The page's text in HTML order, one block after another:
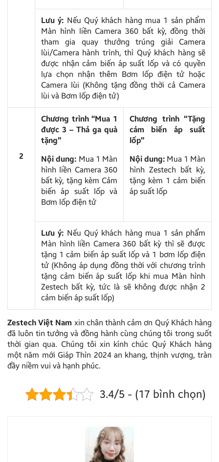
Lưu ý: Nếu Quý khách hàng mua 1 sản phẩm
Màn hình liền Camera 360 bất kỳ, đồng thời
tham gia quay thưởng trúng giải Camera
lùi/Camera hành trình, thì Quý khách hàng sẽ
được nhận cảm biến áp suất lốp và có quyền
lựa chọn nhận thêm Bơm lốp điện tử hoặc
Camera lùi (Không tặng đồng thời cả Camera
lùi và Bơm lốp điện tử)
2
Chương trình “Mua 1
được 3 – Thả ga quà
tặng”
Nội dung: Mua 1 Màn
hình liền Camera 360
bất kỳ, tặng kèm Cảm
biến áp suất lốp và
Bơm lốp điện tử
Chương trình “Tặng
cảm biến áp suất
lốp”
Nội dung: Mua 1 Màn
hình Zestech bất kỳ,
tặng kèm 1 cảm biến
áp suất lốp
Lưu ý: Nếu Quý khách hàng mua 1 sản phẩm
Màn hình liền Camera 360 bất kỳ thì sẽ được
tặng 1 cảm biến áp suất lốp và 1 bơm lốp điện
tử (Không áp dụng đồng thời với chương trình
tặng cảm biến áp suất lốp khi mua Màn hình
Zestech bất kỳ, tức là sẽ không được nhận 2
cảm biến áp suất lốp)
Zestech Việt Nam xin chân thành cảm ơn Quý Khách hàng
đã luôn tin tưởng và đồng hành cùng chúng tôi trong suốt
thời gian qua. Chúng tôi xin kính chúc Quý Khách hàng
một năm mới Giáp Thìn 2024 an khang, thịnh vượng, tràn
đầy niềm vui và hạnh phúc.
3.4/5 - (17 bình chọn)